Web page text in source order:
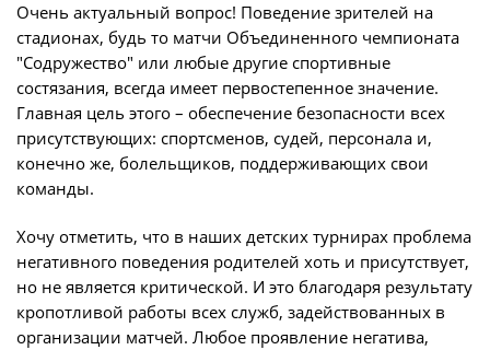
Дисквалификации
Новости
О турнире
Турнир Объединенного чемпионата по
Календарь и результаты матчей
Турнирная таблица
Статистика
Документы
Учредительные документы
Регламентирующие документы
Очень актуальный вопрос! Поведение зрителей на
стадионах, будь то матчи Объединенного чемпионата
"Содружество" или любые другие спортивные
состязания, всегда имеет первостепенное значение.
Главная цель этого – обеспечение безопасности всех
присутствующих: спортсменов, судей, персонала и,
конечно же, болельщиков, поддерживающих свои
команды.
Хочу отметить, что в наших детских турнирах проблема
негативного поведения родителей хоть и присутствует,
но не является критической. И это благодаря результату
кропотливой работы всех служб, задействованных в
организации матчей. Любое проявление негатива,